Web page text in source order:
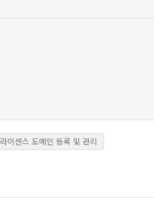
라이센스 도메인 등록 및 관리